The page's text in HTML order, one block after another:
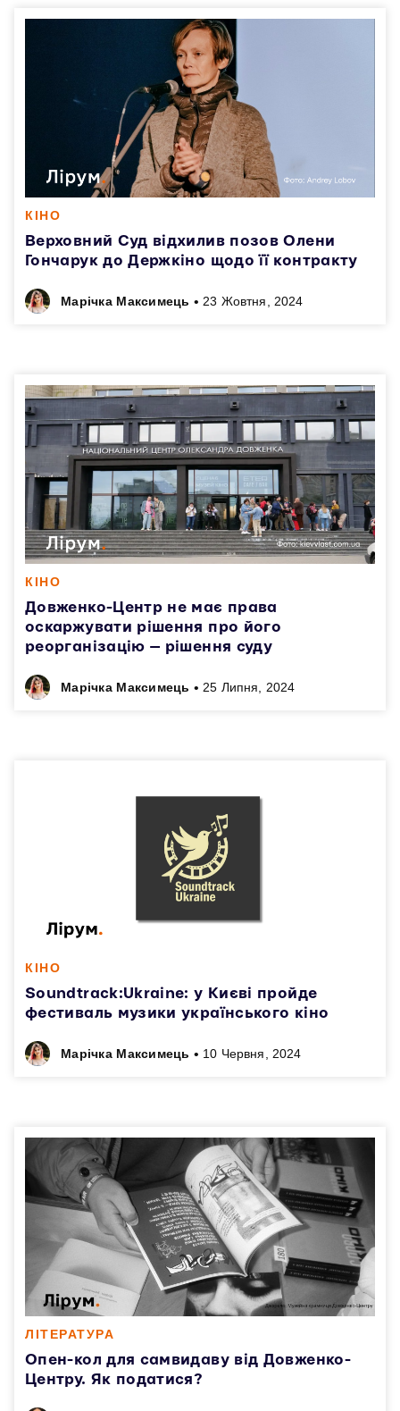
КІНО
Верховний Суд відхилив позов Олени
Гончарук до Держкіно щодо її контракту
Марічка Максимець • 23 Жовтня, 2024
КІНО
Довженко-Центр не має права
оскаржувати рішення про його
реорганізацію — рішення суду
Марічка Максимець • 25 Липня, 2024
КІНО
Soundtrack:Ukraine: у Києві пройде
фестиваль музики українського кіно
Марічка Максимець • 10 Червня, 2024
ЛІТЕРАТУРА
Опен-кол для самвидаву від Довженко-
Центру. Як податися?